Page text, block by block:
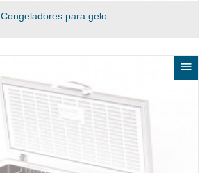
Congeladores para gelo
